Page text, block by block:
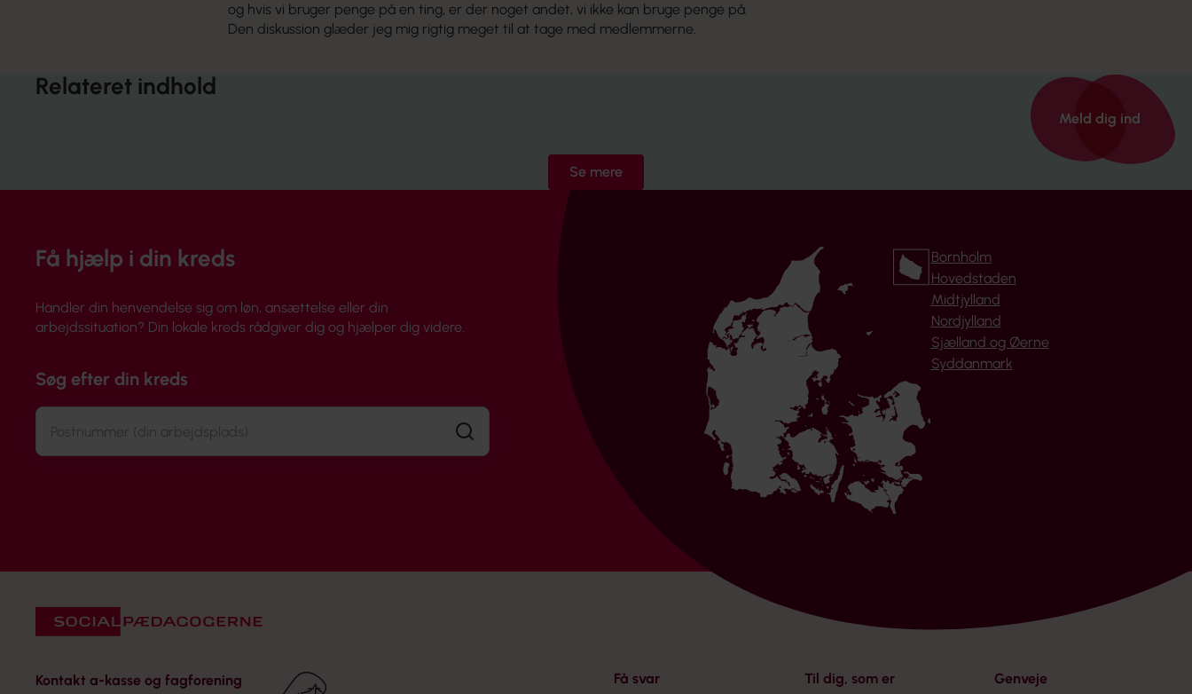
og hvis vi bruger penge på en ting, er der noget andet, vi ikke kan bruge penge på.
Den diskussion glæder jeg mig rigtig meget til at tage med medlemmerne.
Relateret indhold
Se mere
Meld dig ind
Få hjælp i din kreds
Handler din henvendelse sig om løn, ansættelse eller din
arbejdssituation? Din lokale kreds rådgiver dig og hjælper dig videre.
Søg efter din kreds
Søg
Bornholm
Hovedstaden
Midtjylland
Nordjylland
Sjælland og Øerne
Syddanmark
Kontakt a-kasse og fagforening Få svar Til dig, som er Genveje